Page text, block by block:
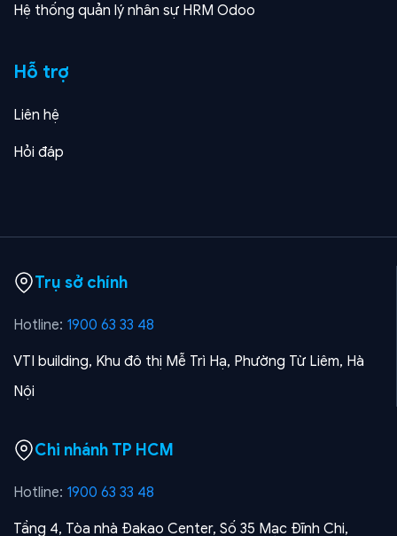
Hệ thống quản lý nhân sự HRM Odoo
Hỗ trợ
Liên hệ
Hỏi đáp
Trụ sở chính
Hotline: 1900 63 33 48
VTI building, Khu đô thị Mễ Trì Hạ, Phường Từ Liêm, Hà
Nội
Chi nhánh TP HCM
Hotline: 1900 63 33 48
Tầng 4, Tòa nhà Đakao Center, Số 35 Mạc Đĩnh Chi,